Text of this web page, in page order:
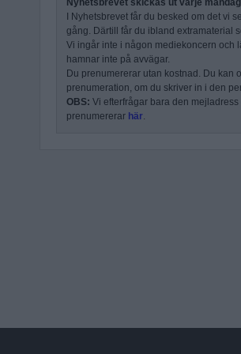
I Nyhetsbrevet får du besked om det vi
gång. Därtill får du ibland extramaterial
Vi ingår inte i någon mediekoncern och
hamnar inte på avvägar.
Du prenumererar utan kostnad. Du kan
prenumeration, om du skriver in i den
OBS: Vi efterfrågar bara den
prenumererar här